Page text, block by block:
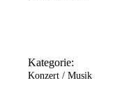
Kategorie:
Konzert / Musik